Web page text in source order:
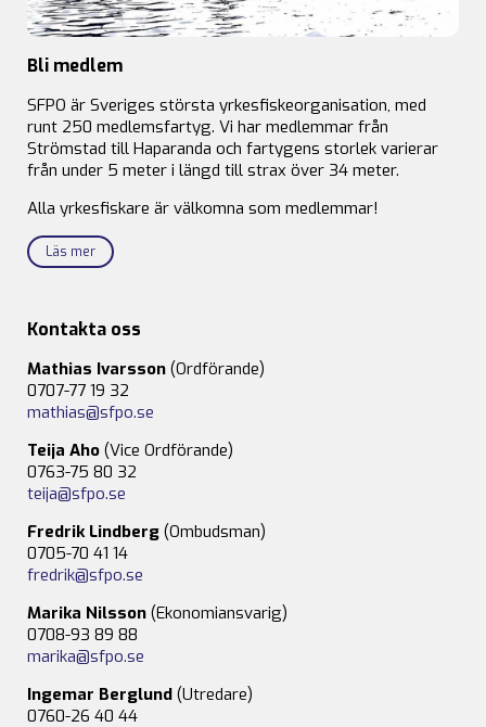
Bli medlem
SFPO är Sveriges största yrkesfiskeorganisation, med
runt 250 medlemsfartyg. Vi har medlemmar från
Strömstad till Haparanda och fartygens storlek varierar
från under 5 meter i längd till strax över 34 meter.
Alla yrkesfiskare är välkomna som medlemmar!
Läs mer
Kontakta oss
Mathias Ivarsson (Ordförande)
0707-77 19 32
mathias@sfpo.se
Teija Aho (Vice Ordförande)
0763-75 80 32
teija@sfpo.se
Fredrik Lindberg (Ombudsman)
0705-70 41 14
fredrik@sfpo.se
Marika Nilsson (Ekonomiansvarig)
0708-93 89 88
marika@sfpo.se
Ingemar Berglund (Utredare)
0760-26 40 44